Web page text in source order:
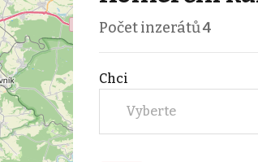
Počet inzerátů4
Chci
Vyberte